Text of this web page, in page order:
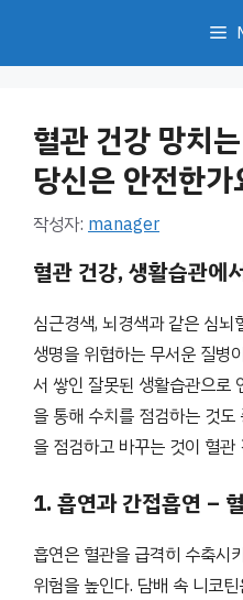
혈관 건강 망치
당신은 안전한가
작성자: manager
혈관 건강, 생활습관에
심근경색, 뇌경색과 같은 심
생명을 위협하는 무서운 질병
서 쌓인 잘못된 생활습관으로
을 통해 수치를 점검하는 것
을 점검하고 바꾸는 것이 혈
1. 흡연과 간접흡연 –
흡연은 혈관을 급격히 수축시
위험을 높인다. 담배 속 니코